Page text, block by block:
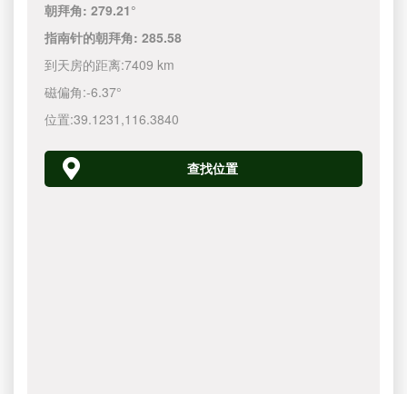
朝拜角:279.21°
指南针的朝拜角:285.58
到天房的距离:7409 km
磁偏角:-6.37°
位置:39.1231 ,116.3840
查找位置